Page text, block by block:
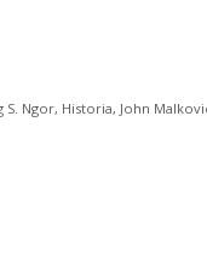
S. Ngor, Historia, John